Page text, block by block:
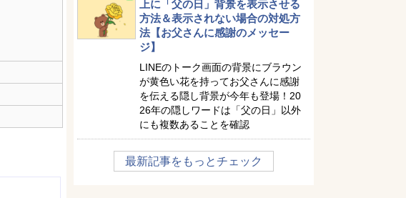
上に「父の日」背景を表示させる
方法＆表示されない場合の対処方
法【お父さんに感謝のメッセー
ジ】
LINEのトーク画面の背景にブラウン
が黄色い花を持ってお父さんに感謝
を伝える隠し背景が今年も登場！20
26年の隠しワードは「父の日」以外
にも複数あることを確認
最新記事をもっとチェック